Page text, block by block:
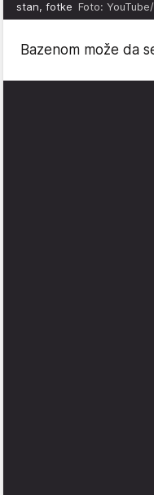
stan, fotke Foto:
Bazenom može da